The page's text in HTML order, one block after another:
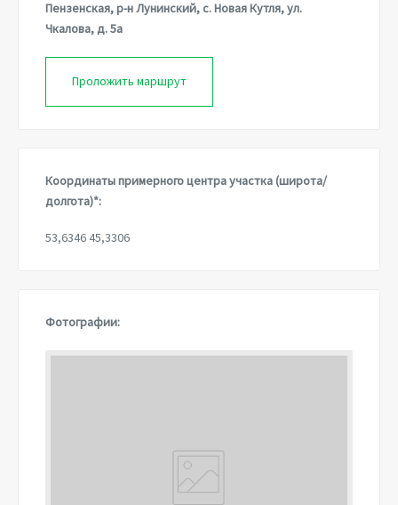
Пензенская, р-н Лунинский, с. Новая Кутля, ул.
Чкалова, д. 5а
Проложить маршрут
Координаты примерного центра участка (широта/
долгота)*:
53,6346 45,3306
Фотографии: